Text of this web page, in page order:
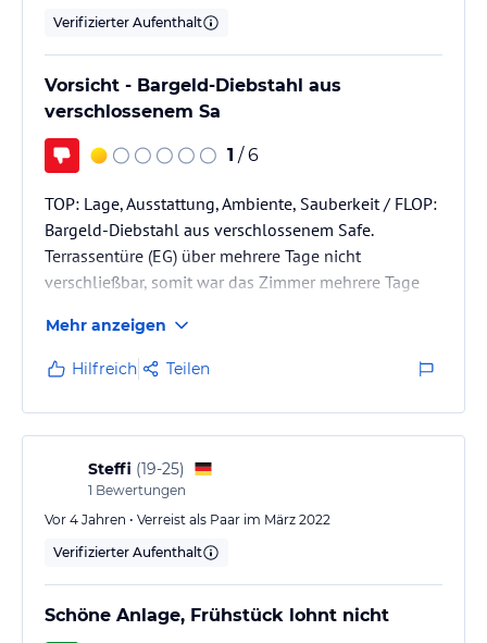
Es lag…
Verifizierter Aufenthalt
Vorsicht - Bargeld-Diebstahl aus
verschlossenem Sa
1 / 6
TOP: Lage, Ausstattung, Ambiente, Sauberkeit / FLOP:
Bargeld-Diebstahl aus verschlossenem Safe.
Terrassentüre (EG) über mehrere Tage nicht
verschließbar, somit war das Zimmer mehrere Tage
Mehr anzeigen
Hilfreich Teilen
Steffi (19-25)
1 Bewertungen
Vor 4 Jahren • Verreist als Paar im März 2022
Verifizierter Aufenthalt
Schöne Anlage, Frühstück lohnt nicht